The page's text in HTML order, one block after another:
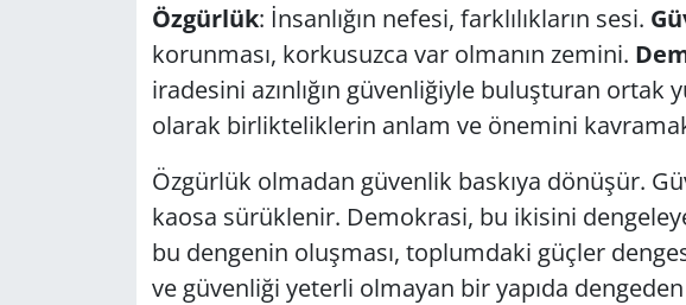
Özgürlük: İnsanlığın nefesi, farklılıkların sesi.
korunması, korkusuzca var olmanın zemini.
iradesini azınlığın güvenliğiyle buluşturan ortak
olarak birlikteliklerin anlam ve önemini
Özgürlük olmadan güvenlik baskıya dönüşür.
kaosa sürüklenir. Demokrasi, bu ikisini
bu dengenin oluşması, toplumdaki güçler
ve güvenliği yeterli olmayan bir yapıda